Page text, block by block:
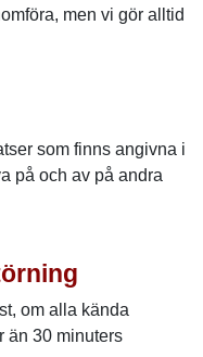
men vi gör alltid
som finns angivna i
på och av på andra
om alla kända
än 30 minuters